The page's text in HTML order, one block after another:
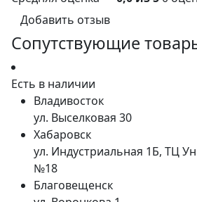
Добавить отзыв
Сопутствующие
Есть в наличии
Владивосток
ул. Выселковая 30
Хабаровск
ул. Индустриальная 1Б, ТЦ
№18
Благовещенск